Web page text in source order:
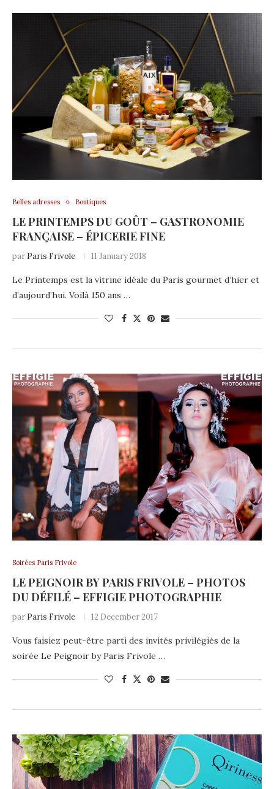
Belles adresses Boutiques
LE PRINTEMPS DU GOÛT – GASTRONOMIE
FRANÇAISE – ÉPICERIE FINE
par Paris Frivole 11 January 2018
Le Printemps est la vitrine idéale du Paris gourmet d’hier et
d’aujourd’hui. Voilà 150 ans …
Soirées Paris Frivole
LE PEIGNOIR BY PARIS FRIVOLE – PHOTOS
DU DÉFILÉ – EFFIGIE PHOTOGRAPHIE
par Paris Frivole 12 December 2017
Vous faisiez peut-être parti des invités privilégiés de la
soirée Le Peignoir by Paris Frivole …